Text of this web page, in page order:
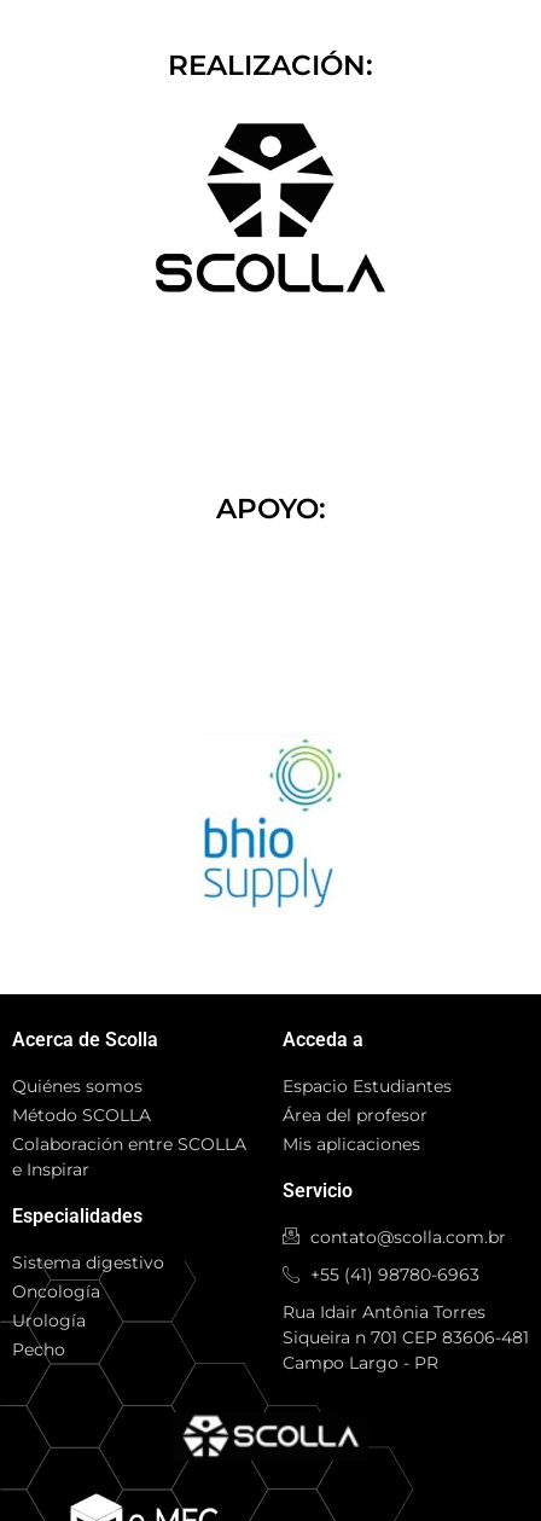
REALIZACIÓN:
APOYO:
Acerca de Scolla
Quiénes somos
Método SCOLLA
Colaboración entre SCOLLA
e Inspirar
Especialidades
Sistema digestivo
Oncología
Urología
Pecho
Acceda a
Espacio Estudiantes
Área del profesor
Mis aplicaciones
Servicio
contato@scolla.com.br
+55 (41) 98780-6963
Rua Idair Antônia Torres
Siqueira n 701 CEP 83606-481
Campo Largo - PR